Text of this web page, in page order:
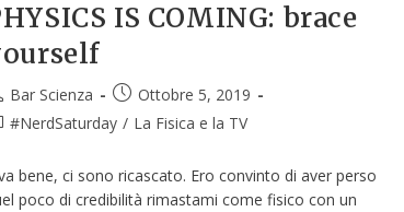
IS COMING: brace
Bar Scienza
Ottobre 5, 2019
#NerdSaturday / La Fisica e la TV
bene, ci sono ricascato. Ero convinto di aver perso
poco di credibilità rimastami come fisico con un